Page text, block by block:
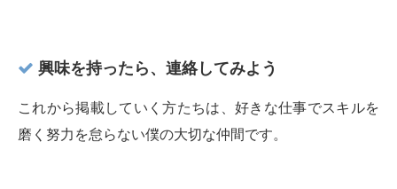
興味を持ったら、連絡してみよう
これから掲載していく方たちは、好きな仕事でスキルを
磨く努力を怠らない僕の大切な仲間です。